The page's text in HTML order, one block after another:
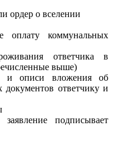
ордер о вселении
оплату коммунальных
ответчика в
выше)
и описи вложения об
документов ответчику и
заявление подписывает